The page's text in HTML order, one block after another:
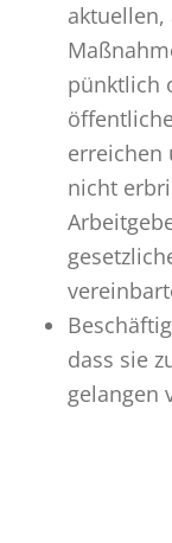
pünktlich
erreichen
nicht
dass sie
gelangen